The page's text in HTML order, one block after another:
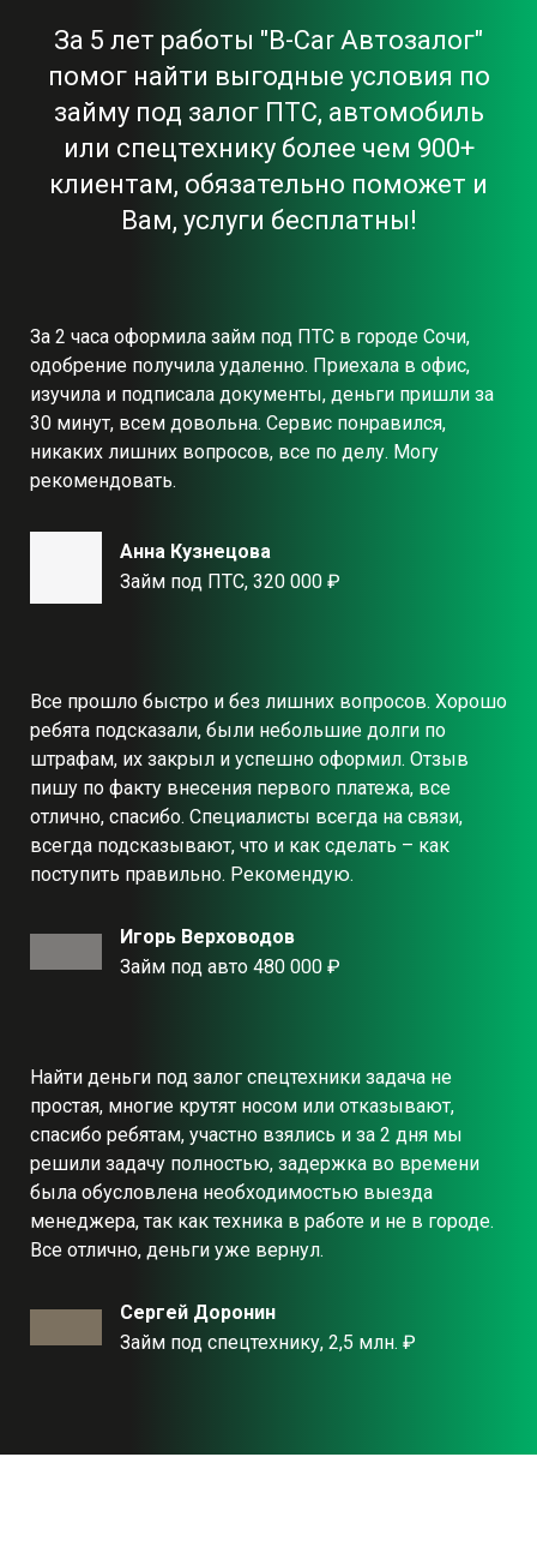
За 5 лет работы "B-Car Автозалог"
помог найти выгодные условия по
займу под залог ПТС, автомобиль
или спецтехнику более чем 900+
клиентам, обязательно поможет и
Вам, услуги бесплатны!
За 2 часа оформила займ под ПТС в городе Сочи,
одобрение получила удаленно. Приехала в офис,
изучила и подписала документы, деньги пришли за
30 минут, всем довольна. Сервис понравился,
никаких лишних вопросов, все по делу. Могу
рекомендовать.
Анна Кузнецова
Займ под ПТС, 320 000 ₽
Все прошло быстро и без лишних вопросов. Хорошо
ребята подсказали, были небольшие долги по
штрафам, их закрыл и успешно оформил. Отзыв
пишу по факту внесения первого платежа, все
отлично, спасибо. Специалисты всегда на связи,
всегда подсказывают, что и как сделать – как
поступить правильно. Рекомендую.
Игорь Верховодов
Займ под авто 480 000 ₽
Найти деньги под залог спецтехники задача не
простая, многие крутят носом или отказывают,
спасибо ребятам, участно взялись и за 2 дня мы
решили задачу полностью, задержка во времени
была обусловлена необходимостью выезда
менеджера, так как техника в работе и не в городе.
Все отлично, деньги уже вернул.
Сергей Доронин
Займ под спецтехнику, 2,5 млн. ₽